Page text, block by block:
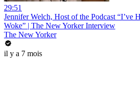
29:51
Jennifer Welch, Host of the Podcast “I’ve
Woke” | The New Yorker Interview
The New Yorker
il y a 7 mois